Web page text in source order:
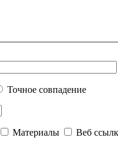
Точное совпадение
Материалы
Веб